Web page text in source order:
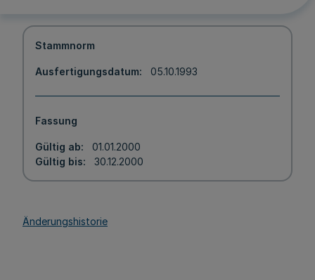
Stammnorm
Ausfertigungsdatum 05.10.1993
Fassung
Gültig ab
01.01.2000
Gültig bis
30.12.2000
Änderungshistorie